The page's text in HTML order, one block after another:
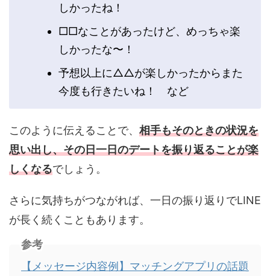
しかったね！
□□なことがあったけど、めっちゃ楽
しかったな〜！
予想以上に△△が楽しかったからまた
今度も行きたいね！ など
このように伝えることで、 相手もそのときの状況を
思い出し、その日一日のデートを振り返ることが楽
しくなるでしょう。
さらに気持ちがつながれば、一日の振り返りでLINE
が長く続くこともあります。
参考
【メッセージ内容例】マッチングアプリの話題